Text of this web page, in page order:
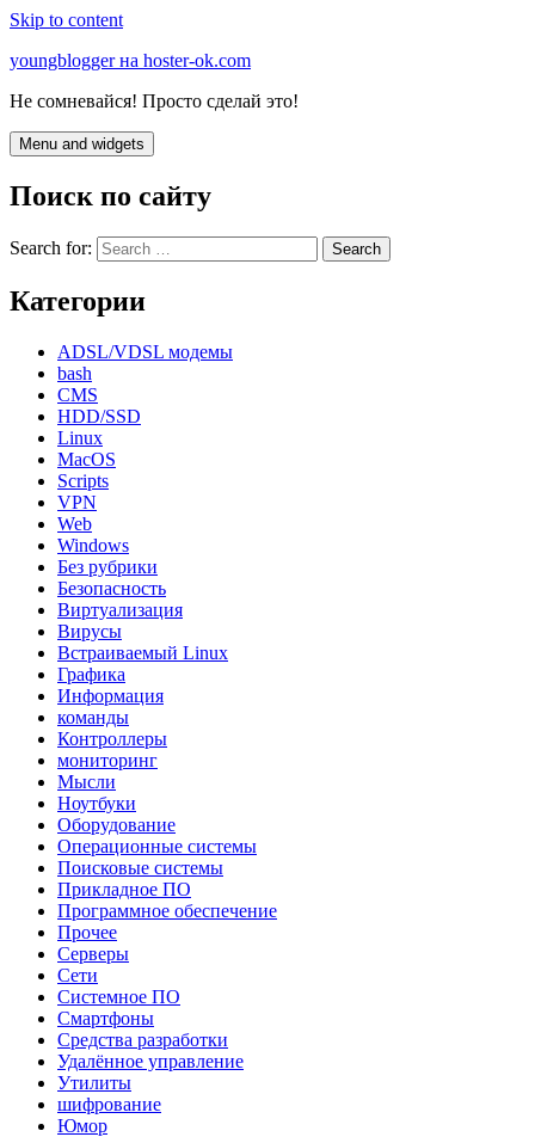
Skip to content
youngblogger на hoster-ok.com
Не сомневайся! Просто сделай это!
Menu and widgets
Поиск по сайту
Search for:
Категории
ADSL/VDSL модемы
bash
CMS
HDD/SSD
Linux
MacOS
Scripts
VPN
Web
Windows
Без рубрики
Безопасность
Виртуализация
Вирусы
Встраиваемый Linux
Графика
Информация
команды
Контроллеры
мониторинг
Мысли
Ноутбуки
Оборудование
Операционные системы
Поисковые системы
Прикладное ПО
Программное обеспечение
Прочее
Серверы
Сети
Системное ПО
Смартфоны
Средства разработки
Удалённое управление
Утилиты
шифрование
Юмор